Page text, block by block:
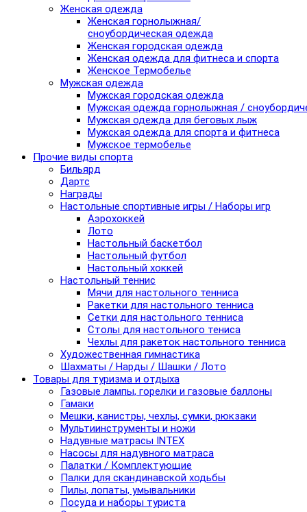
Женская одежда
Женская горнолыжная/
сноубордическая одежда
Женская городская одежда
Женская одежда для фитнеса и спорта
Женское Термобелье
Мужская одежда
Мужская городская одежда
Мужская одежда горнолыжная /
Мужская одежда для беговых лыж
Мужская одежда для спорта и фитнеса
Мужское термобелье
Прочие виды спорта
Бильярд
Дартс
Награды
Настольные спортивные игры / Наборы игр
Аэрохоккей
Лото
Настольный баскетбол
Настольный футбол
Настольный хоккей
Настольный теннис
Мячи для настольного тенниса
Ракетки для настольного тенниса
Сетки для настольного тенниса
Столы для настольного тениса
Чехлы для ракеток настольного тенниса
Художественная гимнастика
Шахматы / Нарды / Шашки / Лото
Товары для туризма и отдыха
Газовые лампы, горелки и газовые баллоны
Гамаки
Мешки, канистры, чехлы, сумки, рюкзаки
Мультиинструменты и ножи
Надувные матрасы INTEX
Насосы для надувного матраса
Палатки / Комплектующие
Палки для скандинавской ходьбы
Пилы, лопаты, умывальники
Посуда и наборы туриста